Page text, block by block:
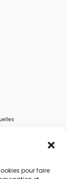
pour faire
récupérer l’eau de
l’eau d’un forage,
décontaminer de